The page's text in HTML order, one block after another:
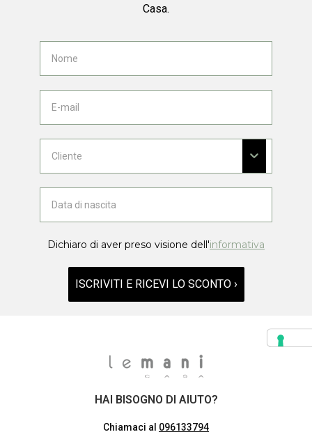
Casa.
Dichiaro di aver preso visione dell'informativa
ISCRIVITI E RICEVI LO SCONTO ›
HAI BISOGNO DI AIUTO?
Chiamaci al 096133794